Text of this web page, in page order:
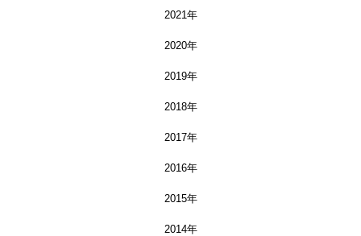
2021年
2020年
2019年
2018年
2017年
2016年
2015年
2014年